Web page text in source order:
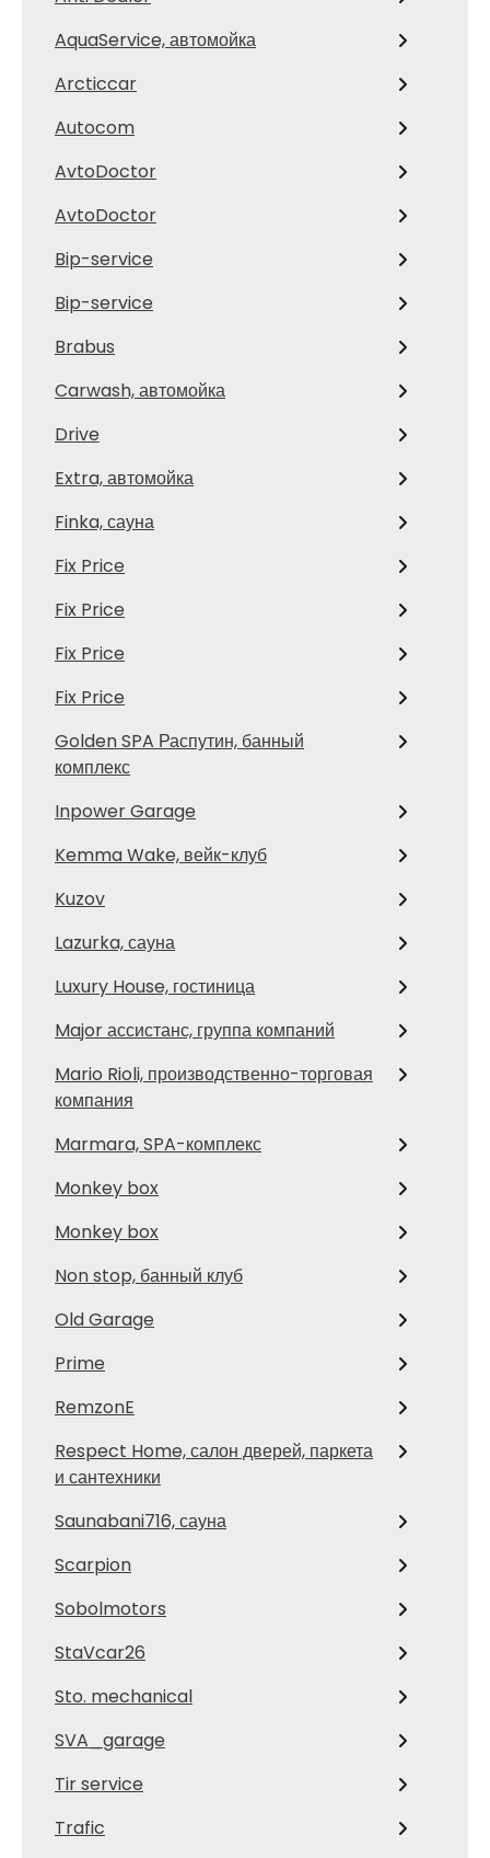
AquaService, автомойка
Arcticcar
Autocom
AvtoDoctor
AvtoDoctor
Bip-service
Bip-service
Brabus
Carwash, автомойка
Drive
Extra, автомойка
Finka, сауна
Fix Price
Fix Price
Fix Price
Fix Price
Golden SPA Распутин, банный
комплекс
Inpower Garage
Kemma Wake, вейк-клуб
Kuzov
Lazurka, сауна
Luxury House, гостиница
Major ассистанс, группа компаний
Mario Rioli, производственно-торговая
компания
Marmara, SPA-комплекс
Monkey box
Monkey box
Non stop, банный клуб
Old Garage
Prime
RemzonE
Respect Home, салон дверей, паркета
и сантехники
Saunabani716, сауна
Scarpion
Sobolmotors
StaVcar26
Sto. mechanical
SVA_garage
Tir service
Trafic